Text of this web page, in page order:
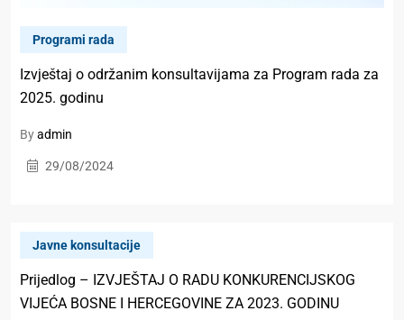
Programi rada
Izvještaj o održanim konsultavijama za Program rada za
2025. godinu
Byadmin
29/08/2024
Javne konsultacije
Prijedlog – IZVJEŠTAJ O RADU KONKURENCIJSKOG
VIJEĆA BOSNE I HERCEGOVINE ZA 2023. GODINU